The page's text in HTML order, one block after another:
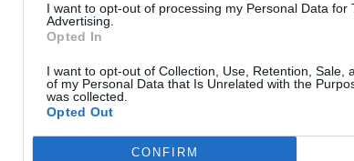
I want to opt-out of processing my Personal Data for
Advertising.
Opted In
I want to opt-out of Collection, Use, Retention, Sale,
of my Personal Data that Is Unrelated with the
was collected.
Opted Out
CONFIRM